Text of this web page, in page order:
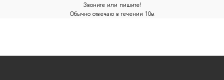
Звоните или пишите!
Обычно отвечаю в течении 10м